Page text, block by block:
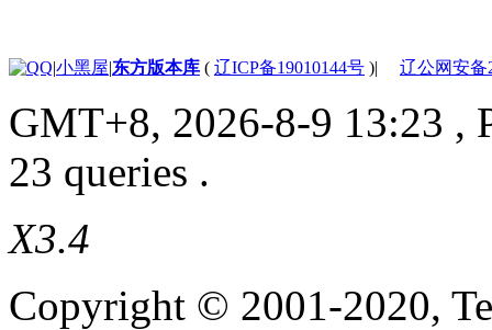
|小黑屋|东方版本库 ( 辽ICP备19010144号 )| 辽公网安备
GMT+8, 2026-8-9 13:23 ,
23 queries .
X3.4
Copyright © 2001-2020,